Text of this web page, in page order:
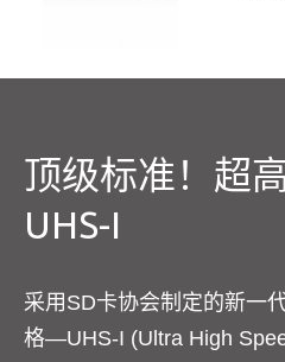
顶级标准！超
UHS-I
采用SD卡协会制定的新一
格—UHS-I (Ultra High